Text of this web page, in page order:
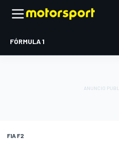
FÓRMULA 1
FIA F2